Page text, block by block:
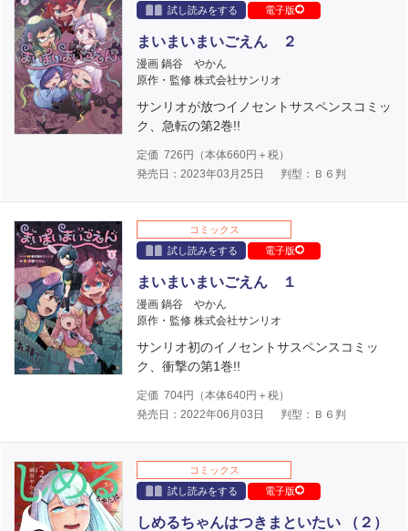
試し読みをする
電子版
まいまいまいごえん ２
漫画 鍋谷 やかん
原作・監修 株式会社サンリオ
サンリオが放つイノセントサスペンスコミッ
ク、急転の第2巻!!
定価 726 円（本体660円＋税）
発売日：2023年03月25日
判型：Ｂ６判
コミックス
試し読みをする
電子版
まいまいまいごえん １
漫画 鍋谷 やかん
原作・監修 株式会社サンリオ
サンリオ初のイノセントサスペンスコミッ
ク、衝撃の第1巻!!
定価 704円（本体640円＋税）
発売日：2022年06月03日
判型：Ｂ６判
コミックス
試し読みをする
電子版
しめるちゃんはつきまといたい （２）